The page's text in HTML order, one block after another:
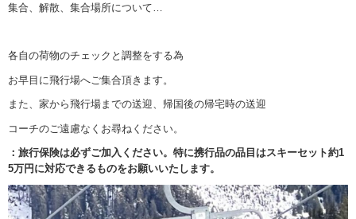
集合、解散、集合場所について…
各自の荷物のチェックと調整をする為
お早目に飛行場へご集合頂きます。
また、家から飛行場までの送迎、帰国後の帰宅時の送迎
コーチのご遠慮なくお尋ねください。
：旅行保険は必ずご加入ください。特に携行品の品目はスキーセット約1
5万円に対応できるものをお願いいたします。